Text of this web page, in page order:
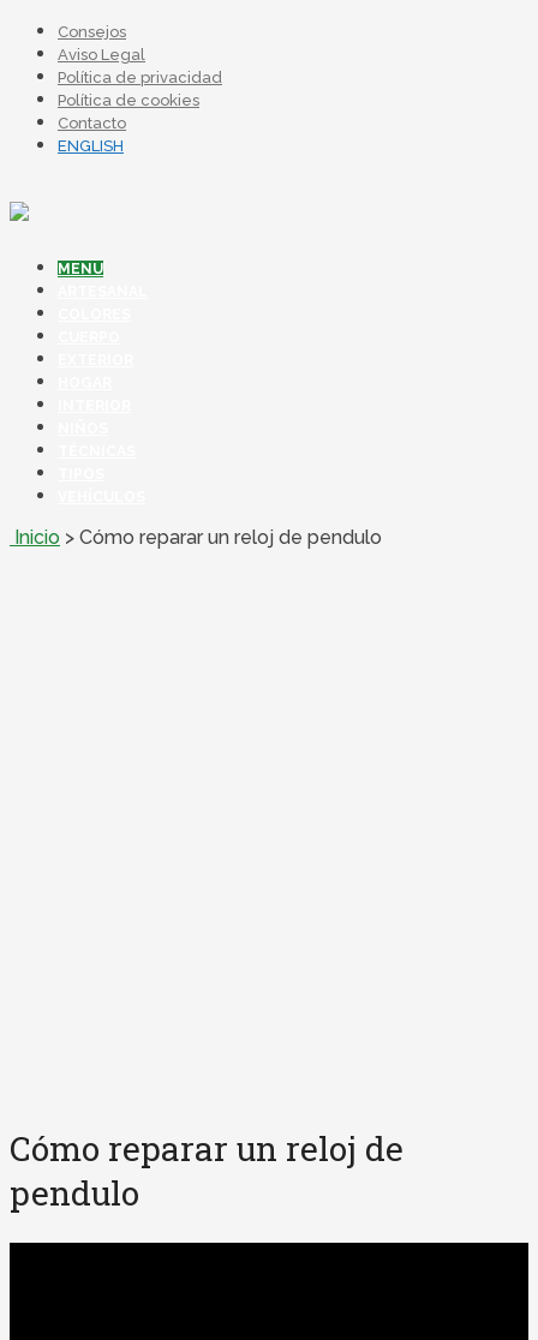
Consejos
Aviso Legal
Política de privacidad
Política de cookies
Contacto
ENGLISH
MENU
Inicio > Cómo reparar un reloj de pendulo
Cómo reparar un reloj de
pendulo